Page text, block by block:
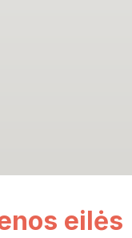
eilės